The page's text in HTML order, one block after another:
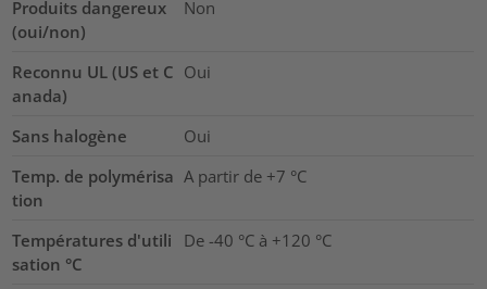
Produits dangereux
(oui/non)
Non
Reconnu UL (US et C
anada)
Oui
Sans halogène
Oui
Temp. de polymérisa
tion
A partir de +7 °C
Températures d'utili
sation °C
De -40 °C à +120 °C